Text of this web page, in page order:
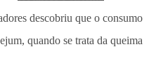
descobriu que o consumo
quando se trata da queima